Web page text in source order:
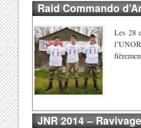
Raid Commando
Les 28
JNR 2014 –